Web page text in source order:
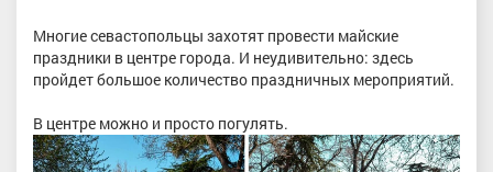
Многие севастопольцы захотят провести майские
праздники в центре города. И неудивительно: здесь
пройдет большое количество праздничных мероприятий.
В центре можно и просто погулять.